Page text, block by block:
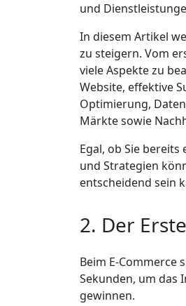
und
In diesem Artikel
zu steigern. Vom
viele Aspekte zu
Website, effektive
Optimierung,
Märkte sowie
Egal, ob Sie
und Strategien
entscheidend sein
2. Der
Beim E-Commerce
Sekunden, um das
gewinnen.